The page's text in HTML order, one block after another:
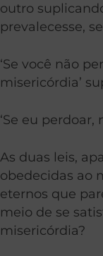
outro
prevalecesse,
‘Se você não
misericórdia’
‘Se eu perdoar,
As duas leis,
obedecidas ao
eternos que
meio de se
misericórdia?